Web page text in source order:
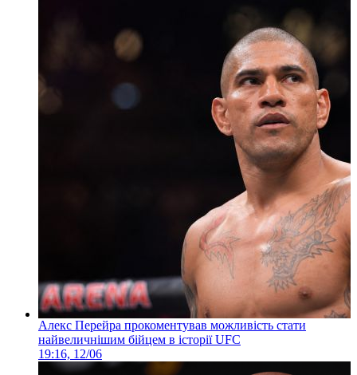
Алекс Перейра прокоментував можливість стати
найвеличнішим бійцем в історії UFC
19:16, 12/06